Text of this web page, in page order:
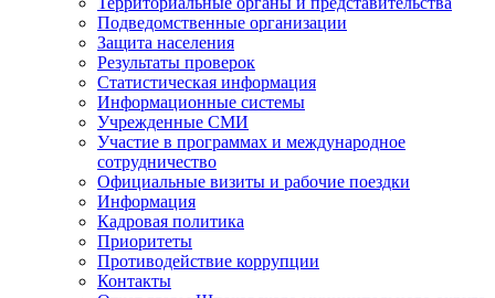
Подведомственные организации
Защита населения
Результаты проверок
Статистическая информация
Информационные системы
Учрежденные СМИ
Участие в программах и международное
сотрудничество
Официальные визиты и рабочие поездки
Информация
Кадровая политика
Приоритеты
Противодействие коррупции
Контакты